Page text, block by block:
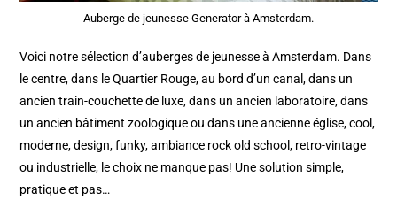
Auberge de jeunesse Generator à Amsterdam.
Voici notre sélection d’auberges de jeunesse à Amsterdam. Dans
le centre, dans le Quartier Rouge, au bord d’un canal, dans un
ancien train-couchette de luxe, dans un ancien laboratoire, dans
un ancien bâtiment zoologique ou dans une ancienne église, cool,
moderne, design, funky, ambiance rock old school, retro-vintage
ou industrielle, le choix ne manque pas! Une solution simple,
pratique et pas…